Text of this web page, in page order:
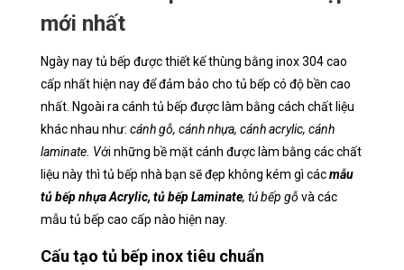
mới nhất
Ngày nay tủ bếp được thiết kế thùng bằng inox 304 cao
cấp nhất hiện nay để đảm bảo cho tủ bếp có độ bền cao
nhất. Ngoài ra cánh tủ bếp được làm bằng cách chất liệu
khác nhau như: cánh gỗ, cánh nhựa, cánh acrylic, cánh
laminate. Với những bề mặt cánh được làm bằng các chất
liệu này thì tủ bếp nhà bạn sẽ đẹp không kém gì cácmẫu
tủ bếp nhựa Acrylic, tủ bếp Laminate, tủ bếp gỗ và các
mẫu tủ bếp cao cấp nào hiện nay.
Cấu tạo tủ bếp inox tiêu chuẩn